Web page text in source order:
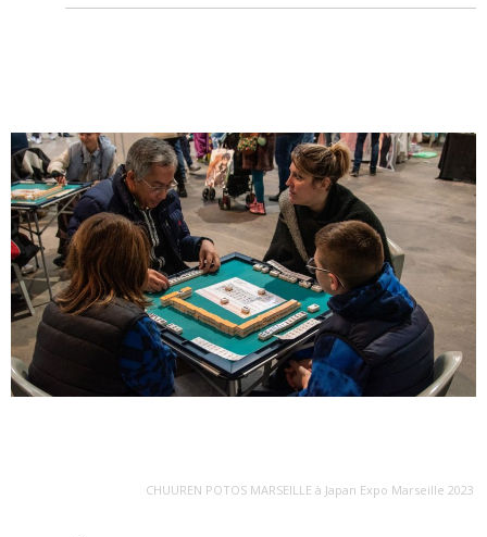
CHUUREN POTOS MARSEILLE à Japan Expo Marseille 2023